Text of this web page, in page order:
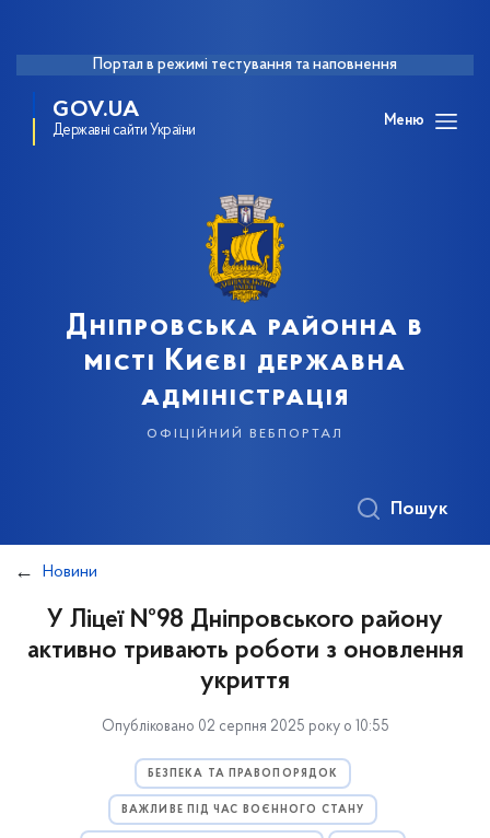
Портал в режимі тестування та наповнення
GOV.UA
Державні сайти України
Меню
Дніпровська районна в
місті Києві державна
адміністрація
офіційний вебпортал
Пошук
Новини
У Ліцеї №98 Дніпровського району
активно тривають роботи з оновлення
укриття
Опубліковано 02 серпня 2025 року о 10:55
БЕЗПЕКА ТА ПРАВОПОРЯДОК
ВАЖЛИВЕ ПІД ЧАС ВОЄННОГО СТАНУ